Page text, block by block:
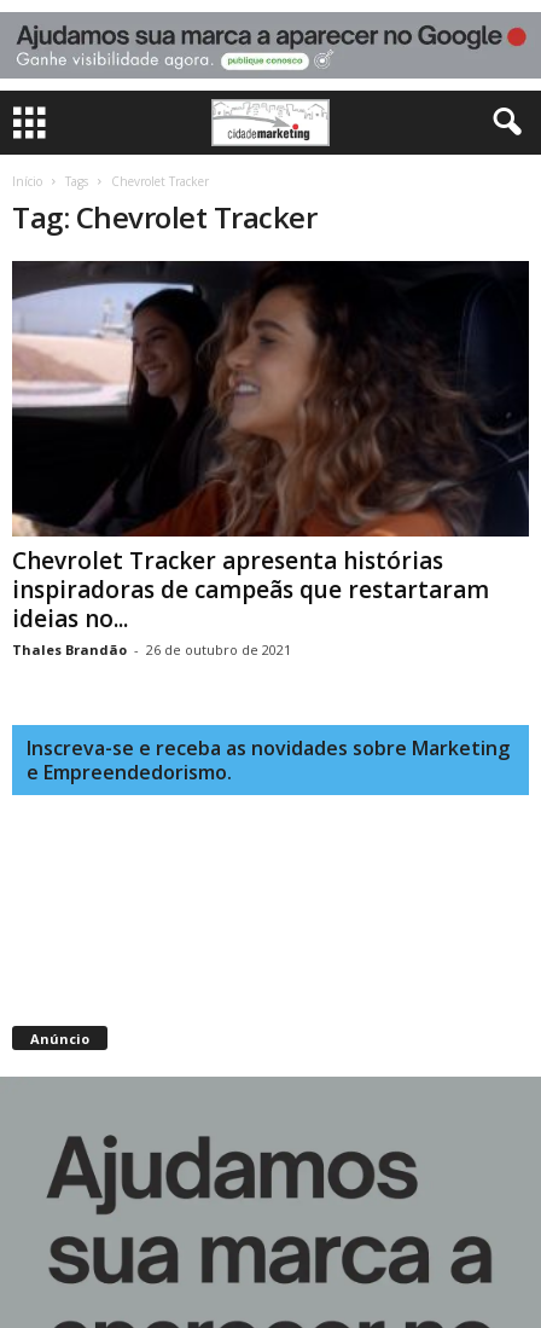
Início Tags Chevrolet Tracker
Tag: Chevrolet Tracker
Chevrolet Tracker apresenta histórias
inspiradoras de campeãs que restartaram
ideias no...
Thales Brandão - 26 de outubro de 2021
Inscreva-se e receba as novidades sobre Marketing
e Empreendedorismo.
Anúncio